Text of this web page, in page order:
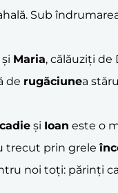
Sub
Maria, călăuziți de
de rugăciunea
și Ioan este o
trecut prin grele
noi toți: părinți